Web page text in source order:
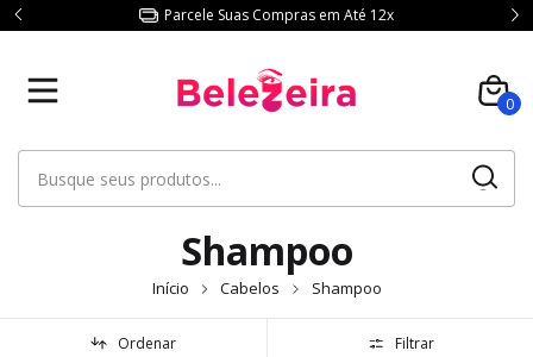
Parcele Suas Compras em Até 12x
0
Shampoo
Início Cabelos Shampoo
Ordenar Filtrar